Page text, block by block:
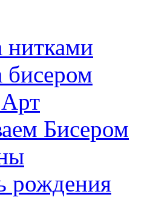
Бисером
рождения